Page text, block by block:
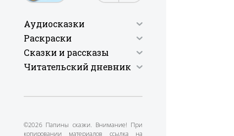
Аудиосказки
Раскраски
Сказки и рассказы
Читательский дневник
©2026 Папины сказки. Внимание! При
копировании материалов ссылка на